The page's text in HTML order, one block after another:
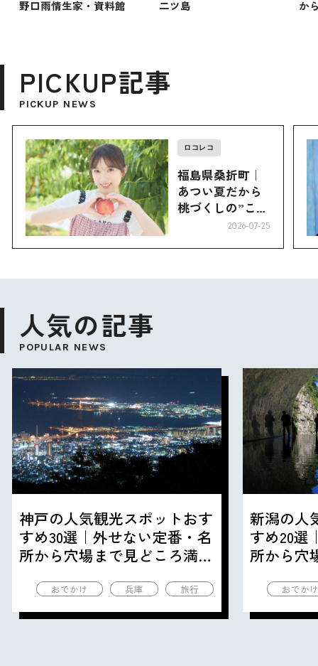
野口雨情生家・資料館 二ツ島 か
PICKUP記事
PICKUP NEWS
ロコレコ
福島県桑折町｜
あつい夏だから
桃づくしの”こお
2026-07-25
人気の記事
POPULAR NEWS
神戸の人気観光スポットおす
すめ30選｜外せない定番・名
所から穴場まで見どころ満載
おでかけ 兵庫 旅行
新潟の人
すめ20選
所から穴
おでか